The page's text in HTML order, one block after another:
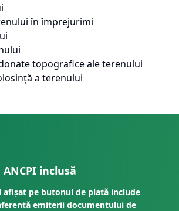
în împrejurimi
topografice ale terenului
a terenului
ANCPI inclusă
afișat pe butonul de plată include
emiterii documentului de